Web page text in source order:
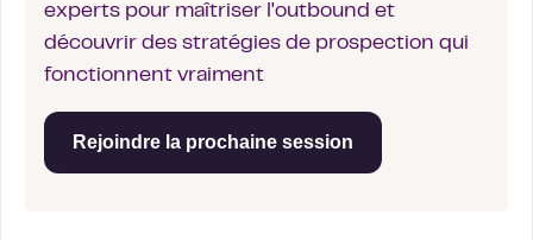
experts pour maîtriser l'outbound et
découvrir des stratégies de prospection qui
fonctionnent vraiment
Rejoindre la prochaine session